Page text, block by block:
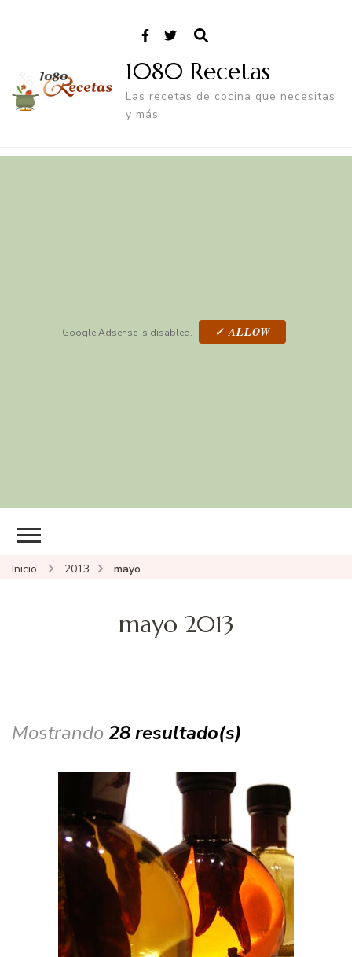
1080 Recetas
Las recetas de cocina que necesitas
y más
Google Adsense is disabled. ✓ ALLOW
Inicio 2013 mayo
mayo 2013
Mostrando 28 resultado(s)